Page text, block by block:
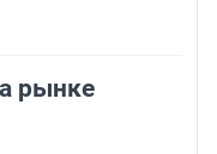
рынке